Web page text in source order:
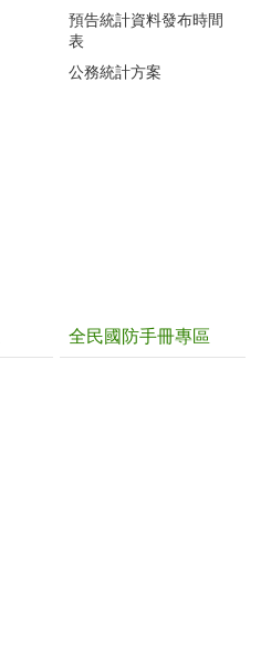
預告統計資料發布時間
表
公務統計方案
全民國防手冊專區